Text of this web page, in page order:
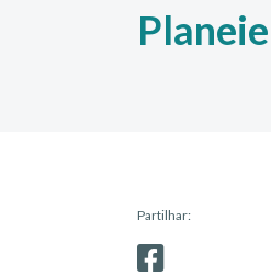
Partilhar: